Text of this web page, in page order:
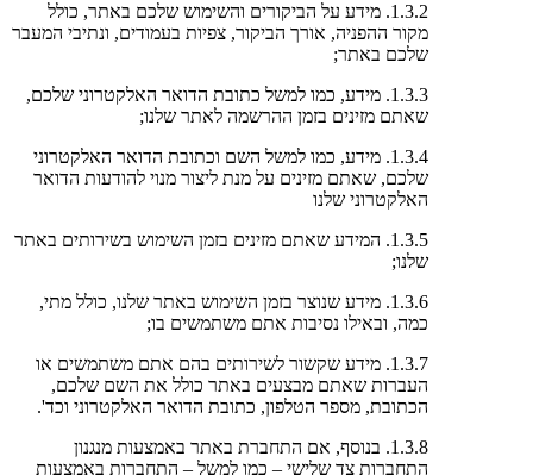
1.3.2. מידע על הביקורים והשימוש שלכם באתר, כולל
מקור ההפניה, אורך הביקור, צפיות בעמודים, ונתיבי המעבר
שלכם באתר;
1.3.3. מידע, כמו למשל כתובת הדואר האלקטרוני שלכם,
שאתם מזינים בזמן ההרשמה לאתר שלנו;
1.3.4. מידע, כמו למשל השם וכתובת הדואר האלקטרוני
שלכם, שאתם מזינים על מנת ליצור מנוי להודעות הדואר
האלקטרוני שלנו
1.3.5. המידע שאתם מזינים בזמן השימוש בשירותים באתר
שלנו;
1.3.6. מידע שנוצר בזמן השימוש באתר שלנו, כולל מתי,
כמה, ובאילו נסיבות אתם משתמשים בו;
1.3.7. מידע שקשור לשירותים בהם אתם משתמשים או
העברות שאתם מבצעים באתר כולל את השם שלכם,
הכתובת, מספר הטלפון, כתובת הדואר האלקטרוני וכד'.
1.3.8. בנוסף, אם התחברת באתר באמצעות מנגנון
התחברות צד שלישי – כמו למשל – התחברות באמצעות